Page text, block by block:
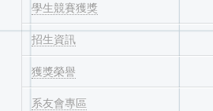
學生競賽獲獎
招生資訊
獲獎榮譽
系友會專區